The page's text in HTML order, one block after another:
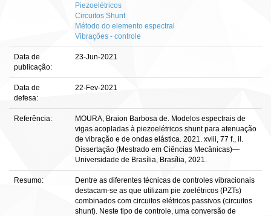
Piezoelétricos
Circuitos Shunt
Método do elemento espectral
Vibrações - controle
Data de
publicação:
23-Jun-2021
Data de
defesa:
22-Fev-2021
Referência:
MOURA, Braion Barbosa de. Modelos espectrais de
vigas acopladas à piezoelétricos shunt para atenuação
de vibração e de ondas elástica. 2021. xviii, 77 f., il.
Dissertação (Mestrado em Ciências Mecânicas)—
Universidade de Brasília, Brasília, 2021.
Resumo:
Dentre as diferentes técnicas de controles vibracionais
destacam-se as que utilizam pie zoelétricos (PZTs)
combinados com circuitos elétricos passivos (circuitos
shunt). Neste tipo de controle, uma conversão de